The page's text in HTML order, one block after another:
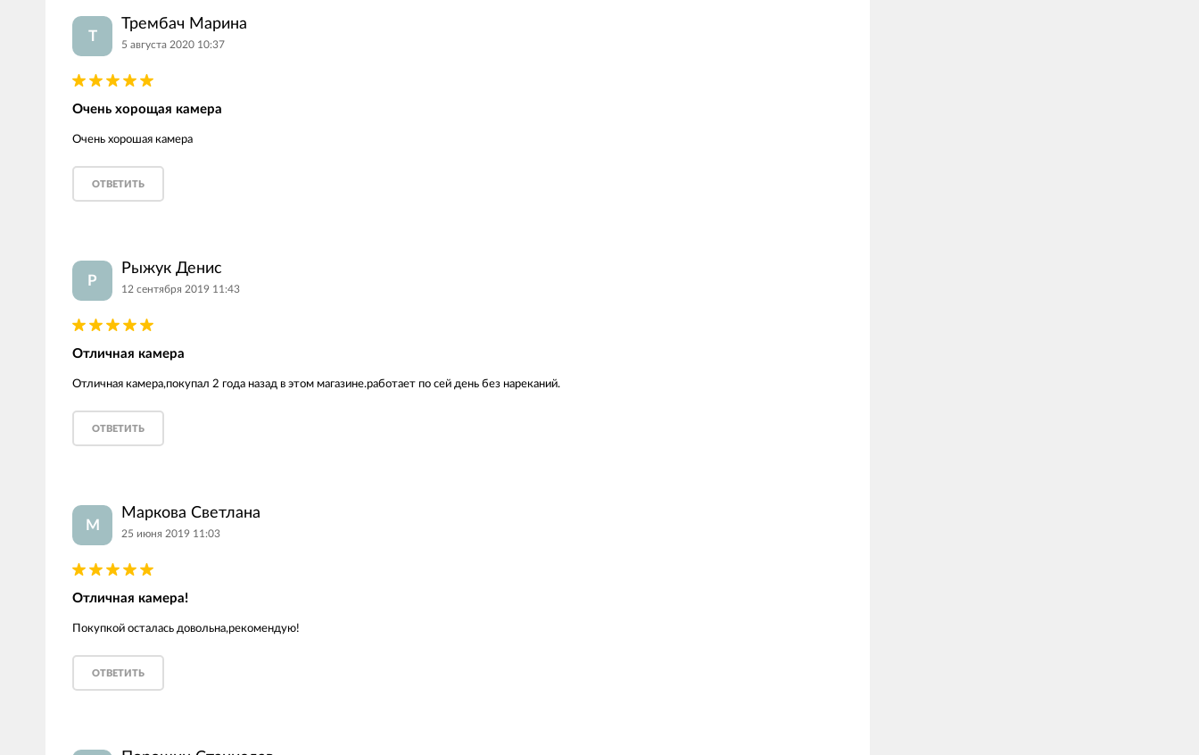
Т
Трембач Марина
5 августа 2020 10:37
Очень хорощая камера
Очень хорошая камера
ОТВЕТИТЬ
Р
Рыжук Денис
12 сентября 2019 11:43
Отличная камера
Отличная камера,покупал 2 года назад в этом магазине.работает по сей день без нареканий.
ОТВЕТИТЬ
М
Маркова Светлана
25 июня 2019 11:03
Отличная камера!
Покупкой осталась довольна,рекомендую!
ОТВЕТИТЬ